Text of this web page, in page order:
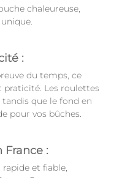
chaleureuse,
:
du temps, ce
praticité. Les roulettes
que le fond en
pour vos bûches.
France :
et fiable,